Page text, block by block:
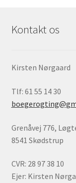
Kontakt os
Kirsten Nørgaard
Tlf: 61 55 14 30
Grenåvej 776,
8541 Skødstrup
CVR: 28 97 38 10
Ejer: Kirsten